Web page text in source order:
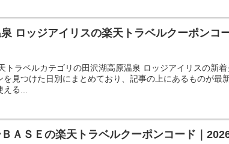
ロッジアイリスの楽天トラベルクーポンコ
トラベルカテゴリの田沢湖高原温泉 ロッジアイリスの新
を見つけた日別にまとめており、記事の上にあるものが最
える...
ＡＳＥの楽天トラベルクーポンコード｜